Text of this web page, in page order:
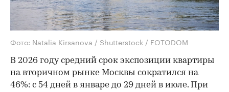
Фото: Natalia Kirsanova / Shutterstock / FOTODOM
В 2026 году средний срок экспозиции квартиры
на вторичном рынке Москвы сократился на
46%: с 54 дней в январе до 29 дней в июле. При